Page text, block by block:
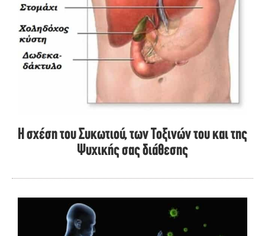
Η σχέση του Συκωτιού, των Τοξινών του και της
Ψυχικής σας διάθεσης